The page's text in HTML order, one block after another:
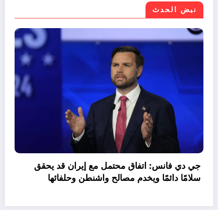
نبض الحدث
موازنة مصر 2026/2027.. نمو الإيرادات 30%
صافي الاقتراض